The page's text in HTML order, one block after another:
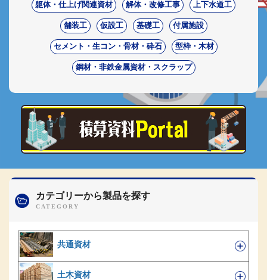
躯体・仕上げ関連資材 解体・改修工事 上下水道工
舗装工 仮設工 基礎工 付属施設
セメント・生コン・骨材・砕石 型枠・木材
鋼材・非鉄金属資材・スクラップ
カテゴリーから製品を探す
共通資材
土木資材